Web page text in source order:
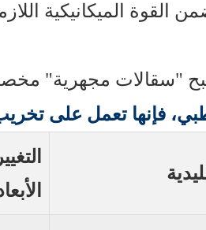
القوة الميكانيكية
"سقالات مجهرية"
فإنها تعمل على